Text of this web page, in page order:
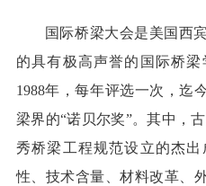
国际桥梁大会是美国西
的具有极高声誉的国际桥
1988年，每年评选一次，迄
梁界的“诺贝尔奖”。其中，
秀桥梁工程规范设立的杰
性、技术含量、材料改革、